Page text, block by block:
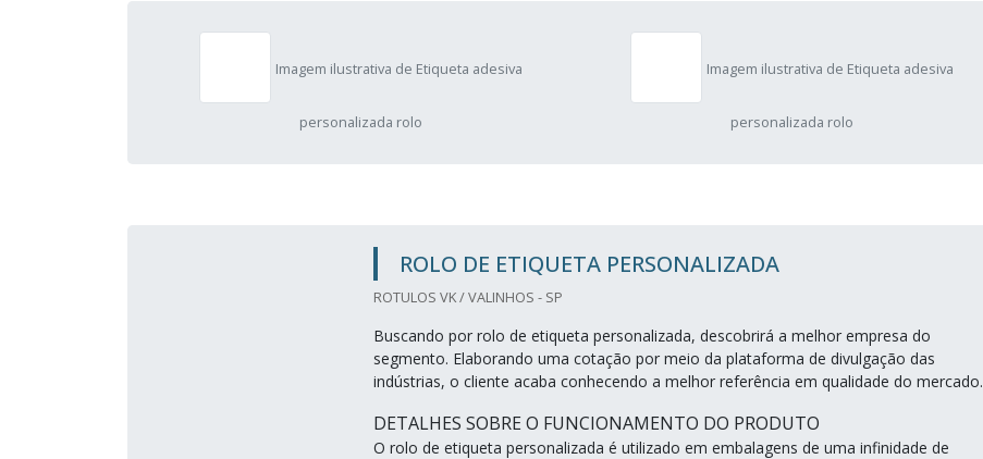
Imagem ilustrativa de Etiqueta adesiva
personalizada rolo
Imagem ilustrativa de Etiqueta adesiva
personalizada rolo
ROLO DE ETIQUETA PERSONALIZADA
ROTULOS VK / VALINHOS - SP
Buscando por rolo de etiqueta personalizada, descobrirá a melhor empresa do
segmento. Elaborando uma cotação por meio da plataforma de divulgação das
indústrias, o cliente acaba conhecendo a melhor referência em qualidade do mercado.
DETALHES SOBRE O FUNCIONAMENTO DO PRODUTO
O rolo de etiqueta personalizada é utilizado em embalagens de uma infinidade de